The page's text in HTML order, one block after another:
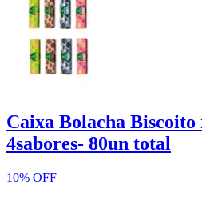
Caixa Bolacha
4sabores- 80un total
10% OFF